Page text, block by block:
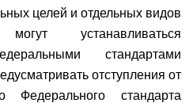
целей и отдельных видов
устанавливаться
стандартами
отступления от
Федерального стандарта